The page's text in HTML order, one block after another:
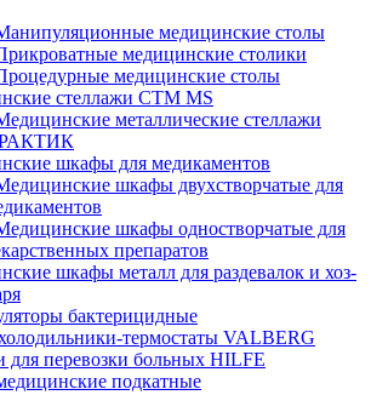
медицинские столы
медицинские столики
медицинские столы
стеллажи CTM MS
металлические стеллажи
шкафы для медикаментов
шкафы двухстворчатые для
шкафы одностворчатые для
препаратов
шкафы металл для раздевалок и хоз-
бактерицидные
термостаты VALBERG
для перевозки больных HILFE
подкатные